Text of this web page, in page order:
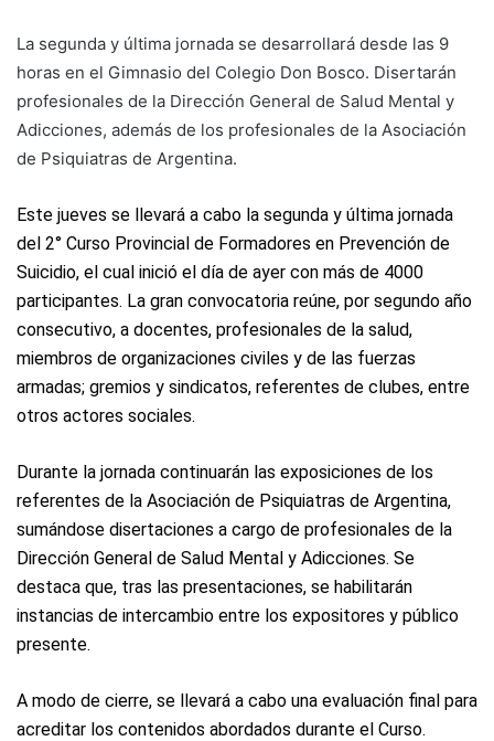
La segunda y última jornada se desarrollará desde las 9
horas en el Gimnasio del Colegio Don Bosco. Disertarán
profesionales de la Dirección General de Salud Mental y
Adicciones, además de los profesionales de la Asociación
de Psiquiatras de Argentina.
Este jueves se llevará a cabo la segunda y última jornada
del 2° Curso Provincial de Formadores en Prevención de
Suicidio, el cual inició el día de ayer con más de 4000
participantes. La gran convocatoria reúne, por segundo año
consecutivo, a docentes, profesionales de la salud,
miembros de organizaciones civiles y de las fuerzas
armadas; gremios y sindicatos, referentes de clubes, entre
otros actores sociales.
Durante la jornada continuarán las exposiciones de los
referentes de la Asociación de Psiquiatras de Argentina,
sumándose disertaciones a cargo de profesionales de la
Dirección General de Salud Mental y Adicciones. Se
destaca que, tras las presentaciones, se habilitarán
instancias de intercambio entre los expositores y público
presente.
A modo de cierre, se llevará a cabo una evaluación final para
acreditar los contenidos abordados durante el Curso.